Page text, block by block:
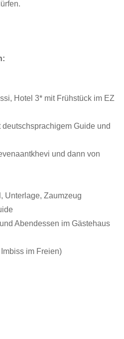
Hotel 3* mit Frühstück im EZ
Guide und
und dann von
Unterlage, Zaumzeug
Abendessen im Gästehaus
im Freien)